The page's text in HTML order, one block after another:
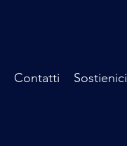
Contatti Sostienici